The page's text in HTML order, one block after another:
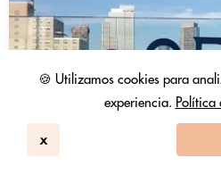
🍪 Utilizamos cookies para
experiencia. Política
x